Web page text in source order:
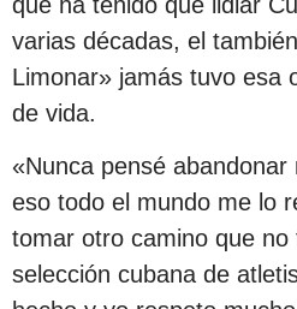
varias décadas, el
Limonar» jamás tuvo esa
de vida.
«Nunca pensé
eso todo el mundo me lo
tomar otro camino que
selección cubana de